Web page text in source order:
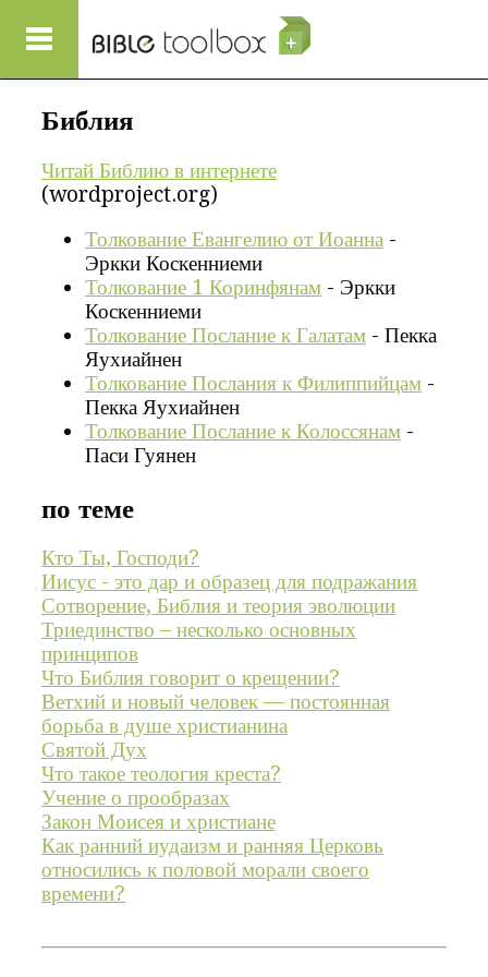
Перейти к основному содержанию
Библия
Читай Библию в интернете
(wordproject.org)
Толкование Евангелию от Иоанна -
Эркки Коскенниеми
Толкование 1 Коринфянам - Эркки
Коскенниеми
Толкование Послание к Галатам - Пекка
Яухиайнен
Толкование Послания к Филиппийцам -
Пекка Яухиайнен
Толкование Послание к Колоссянам -
Паси Гуянен
по теме
Кто Ты, Господи?
Иисус - это дар и образец для подражания
Сотворение, Библия и теория эволюции
Триединство – несколько основных
принципов
Что Библия говорит о крещении?
Ветхий и новый человек — постоянная
борьба в душе христианина
Святой Дух
Что такое теология креста?
Учение о прообразах
Закон Моисея и христиане
Как ранний иудаизм и ранняя Церковь
относились к половой морали своего
времени?